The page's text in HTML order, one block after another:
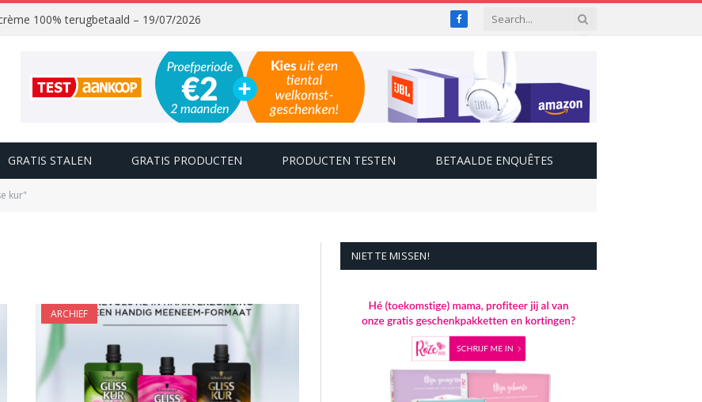
100% terugbetaald – 19/07/2026 Facebook
GRATIS STALEN GRATIS PRODUCTEN PRODUCTEN TESTEN BETAALDE ENQUÊTES
kur"
ARCHIEF
NIET TE MISSEN!